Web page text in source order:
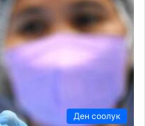
Ден соолук